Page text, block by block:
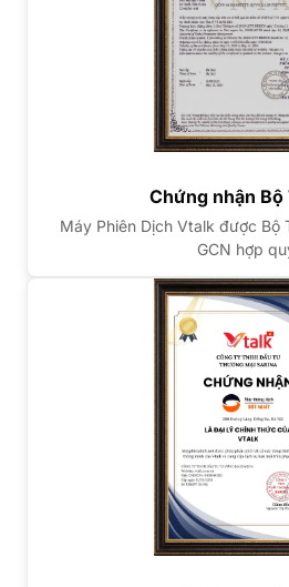
Chứng nhận Bộ
Máy Phiên Dịch Vtalk được Bộ
GCN hợp